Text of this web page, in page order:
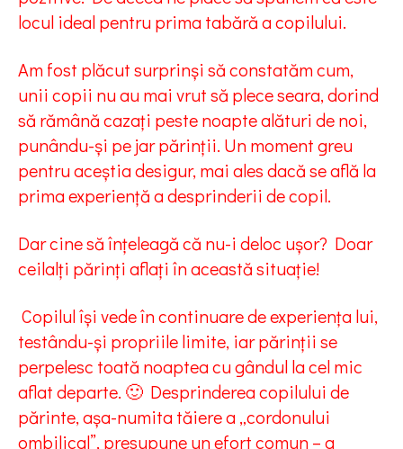
locul ideal pentru prima tabără a copilului.
Am fost plăcut surprinși să constatăm cum,
unii copii nu au mai vrut să plece seara, dorind
să rămână cazați peste noapte alături de noi,
punându-și pe jar părinții. Un moment greu
pentru aceștia desigur, mai ales dacă se află la
prima experiență a desprinderii de copil.
Dar cine să înțeleagă că nu-i deloc ușor? Doar
ceilalți părinți aflați în această situație!
Copilul își vede în continuare de experiența lui,
testându-și propriile limite, iar părinții se
perpelesc toată noaptea cu gândul la cel mic
aflat departe. 🙂 Desprinderea copilului de
părinte, așa-numita tăiere a „cordonului
ombilical”, presupune un efort comun – a